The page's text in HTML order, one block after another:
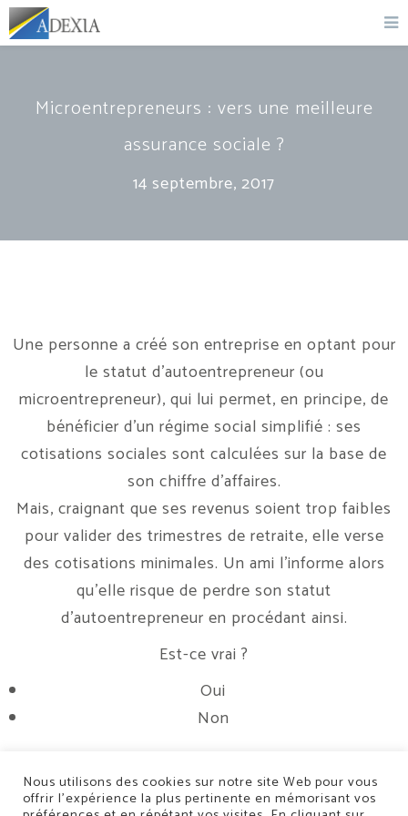
Microentrepreneurs : vers une meilleure
assurance sociale ?
14 septembre, 2017
Une personne a créé son entreprise en optant pour
le statut d’autoentrepreneur (ou
microentrepreneur), qui lui permet, en principe, de
bénéficier d’un régime social simplifié : ses
cotisations sociales sont calculées sur la base de
son chiffre d’affaires.
Mais, craignant que ses revenus soient trop faibles
pour valider des trimestres de retraite, elle verse
des cotisations minimales. Un ami l’informe alors
qu’elle risque de perdre son statut
d’autoentrepreneur en procédant ainsi.
Est-ce vrai ?
Oui
Non
Nous utilisons des cookies sur notre site Web pour vous
offrir l’expérience la plus pertinente en mémorisant vos